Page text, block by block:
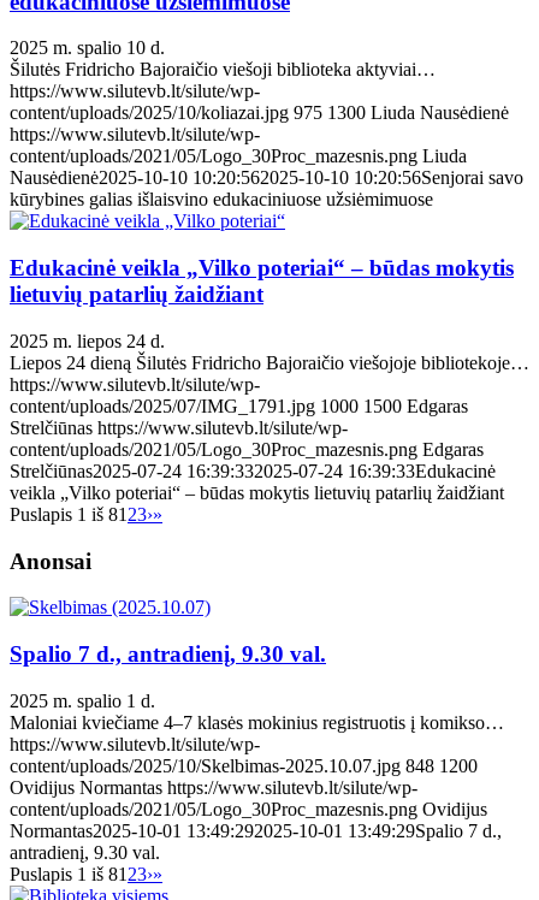
2025 m. spalio 10 d.
Šilutės Fridricho Bajoraičio viešoji biblioteka aktyviai…
https://www.silutevb.lt/silute/wp-
content/uploads/2025/10/koliazai.jpg 975 1300 Liuda Nausėdienė
https://www.silutevb.lt/silute/wp-
content/uploads/2021/05/Logo_30Proc_mazesnis.png Liuda
Nausėdienė2025-10-10 10:20:562025-10-10 10:20:56Senjorai savo
kūrybines galias išlaisvino edukaciniuose užsiėmimuose
Edukacinė veikla „Vilko poteriai“ – būdas mokytis
lietuvių patarlių žaidžiant
2025 m. liepos 24 d.
Liepos 24 dieną Šilutės Fridricho Bajoraičio viešojoje bibliotekoje…
https://www.silutevb.lt/silute/wp-
content/uploads/2025/07/IMG_1791.jpg 1000 1500 Edgaras
Strelčiūnas https://www.silutevb.lt/silute/wp-
content/uploads/2021/05/Logo_30Proc_mazesnis.png Edgaras
Strelčiūnas2025-07-24 16:39:332025-07-24 16:39:33Edukacinė
veikla „Vilko poteriai“ – būdas mokytis lietuvių patarlių žaidžiant
Puslapis 1 iš 81 23›»
Anonsai
Spalio 7 d., antradienį, 9.30 val.
2025 m. spalio 1 d.
Maloniai kviečiame 4–7 klasės mokinius registruotis į komikso…
https://www.silutevb.lt/silute/wp-
content/uploads/2025/10/Skelbimas-2025.10.07.jpg 848 1200
Ovidijus Normantas https://www.silutevb.lt/silute/wp-
content/uploads/2021/05/Logo_30Proc_mazesnis.png Ovidijus
Normantas2025-10-01 13:49:292025-10-01 13:49:29Spalio 7 d.,
antradienį, 9.30 val.
Puslapis 1 iš 81 23›»